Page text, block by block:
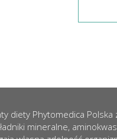
diety Phytomedica Polska
mineralne,